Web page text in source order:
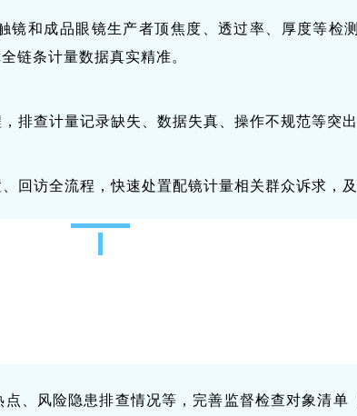
镜和成品眼镜生产者顶焦度、透过率、厚度等检
链条计量数据真实精准。
排查计量记录缺失、数据失真、操作不规范等突出
回访全流程，快速处置配镜计量相关群众诉求，
、风险隐患排查情况等，完善监督检查对象清单